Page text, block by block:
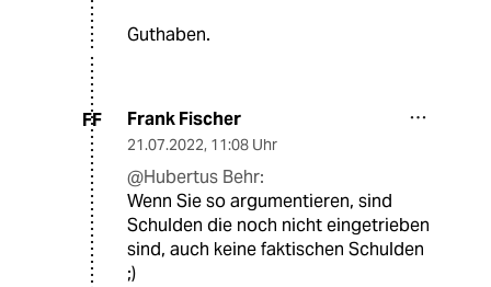
Guthaben.
FF Frank Fischer
21.07.2022, 11:08 Uhr
@Hubertus Behr:
Wenn Sie so argumentieren, sind
Schulden die noch nicht eingetrieben
sind, auch keine faktischen Schulden
;)